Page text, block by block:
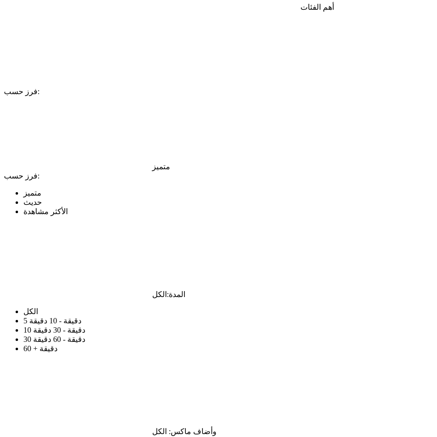
أهم الفئات
فرز حسب:
متميز
فرز حسب:
متميز
حديث
الأكثر مشاهدة
المدة: الكل
الكل
5 دقيقة - 10 دقيقة
10 دقيقة - 30 دقيقة
30 دقيقة - 60 دقيقة
60 + دقيقة
وأضاف ماكس: الكل